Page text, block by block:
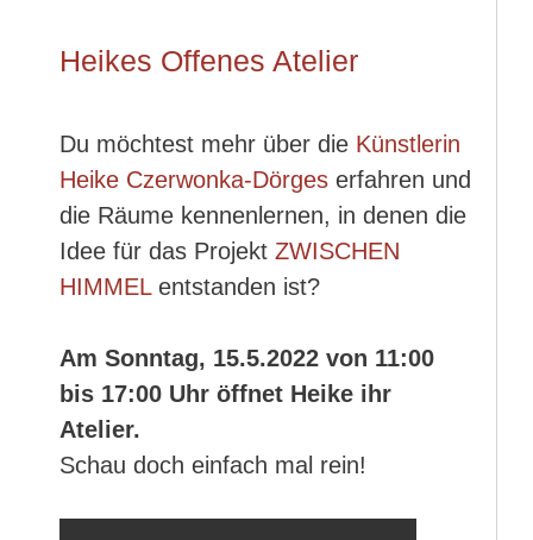
Heikes Offenes Atelier
Du möchtest mehr über die Künstlerin
Heike Czerwonka-Dörges erfahren und
die Räume kennenlernen, in denen die
Idee für das Projekt ZWISCHEN
HIMMELentstanden ist?
Am Sonntag, 15.5.2022 von 11:00
bis 17:00 Uhr öffnet Heike ihr
Atelier.
Schau doch einfach mal rein!